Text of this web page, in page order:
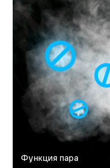
Функция пара